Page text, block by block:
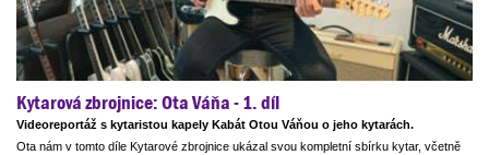
Kytarová zbrojnice: Ota Váňa - 1. díl
Videoreportáž s kytaristou kapely Kabát Otou Váňou o jeho kytarách.
Ota nám v tomto díle Kytarové zbrojnice ukázal svou kompletní sbírku kytar, včetně